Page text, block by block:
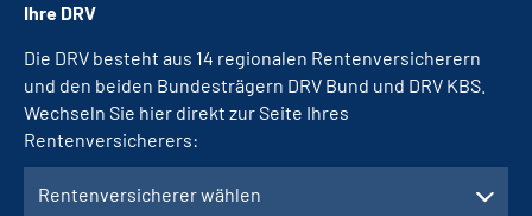
Ihre DRV
Die DRV besteht aus 14 regionalen Rentenversicherern
und den beiden Bundesträgern DRV Bund und DRV KBS.
Wechseln Sie hier direkt zur Seite Ihres
Rentenversicherers:
Rentenversicherer wählen